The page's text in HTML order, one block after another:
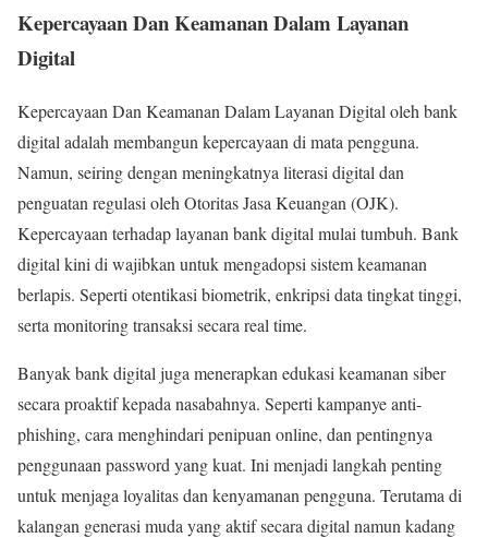
Kepercayaan Dan Keamanan Dalam Layanan
Digital
Kepercayaan Dan Keamanan Dalam Layanan Digital oleh bank
digital adalah membangun kepercayaan di mata pengguna.
Namun, seiring dengan meningkatnya literasi digital dan
penguatan regulasi oleh Otoritas Jasa Keuangan (OJK).
Kepercayaan terhadap layanan bank digital mulai tumbuh. Bank
digital kini di wajibkan untuk mengadopsi sistem keamanan
berlapis. Seperti otentikasi biometrik, enkripsi data tingkat tinggi,
serta monitoring transaksi secara real time.
Banyak bank digital juga menerapkan edukasi keamanan siber
secara proaktif kepada nasabahnya. Seperti kampanye anti-
phishing, cara menghindari penipuan online, dan pentingnya
penggunaan password yang kuat. Ini menjadi langkah penting
untuk menjaga loyalitas dan kenyamanan pengguna. Terutama di
kalangan generasi muda yang aktif secara digital namun kadang